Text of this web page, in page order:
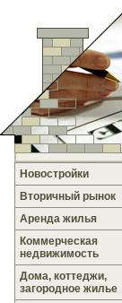
Новостройки
Вторичный рынок
Аренда жилья
Коммерческая
недвижимость
Дома, коттеджи,
загородное жилье